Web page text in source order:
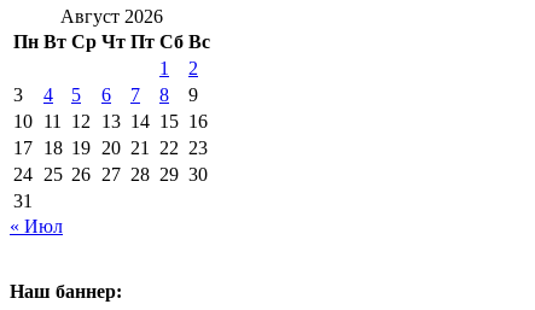
Август 2026
Пн Вт Ср Чт Пт Сб Вс
1
2
3
4 5 6 7 8
9
10 11 12 13 14 15 16
17 18 19 20 21 22 23
24 25 26 27 28 29 30
31
« Июл
Наш баннер: